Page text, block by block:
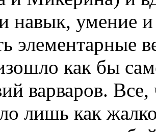
навык, умение и
элементарные
как бы
варваров.
лишь как